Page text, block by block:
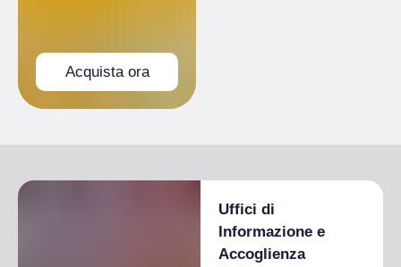
Acquista ora
Uffici di
Informazione e
Accoglienza